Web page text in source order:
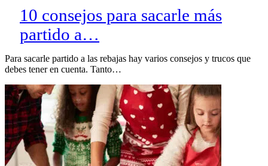
10 consejos para sacarle más
partido a…
Para sacarle partido a las rebajas hay varios consejos y trucos que
debes tener en cuenta. Tanto…